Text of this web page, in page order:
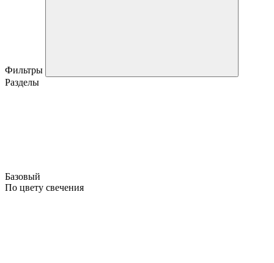
Фильтры
Разделы
Базовый
По цвету свечения